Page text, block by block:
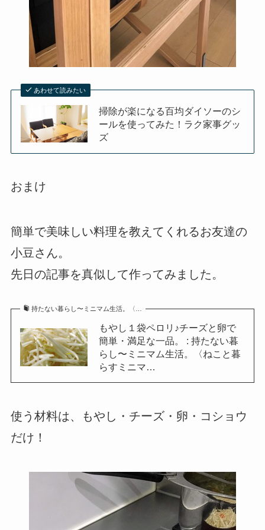
あわせて読みたい
掃除が楽になる百均ダイソーのシ
ールを使ってみた！ラク家事グッ
ズ
おまけ
簡単で美味しい料理を教えてくれるお友達の
小豆さん。
先日の記事を真似して作ってみました。
持たない暮らし〜ミニマム生活。〈…
もやし１袋ペロリ♪チーズと卵で
簡単・満足な一品。 : 持たない暮
らし〜ミニマム生活。〈ねこと暮
らすミニマ…
使う材料は、もやし・チーズ・卵・コショウ
だけ！